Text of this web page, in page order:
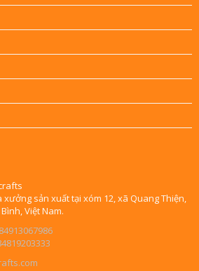
sản xuất tại xóm 12, xã Quang Thiện,
Việt Nam.